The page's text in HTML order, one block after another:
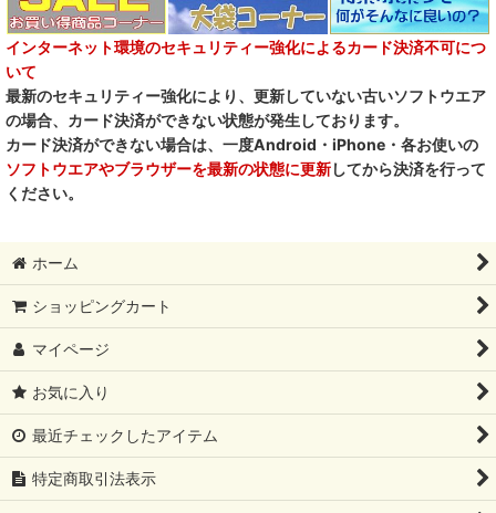
インターネット環境のセキュリティー強化によるカード決済不可につ
いて
最新のセキュリティー強化により、更新していない古いソフトウエア
の場合、カード決済ができない状態が発生しております。
カード決済ができない場合は、一度Android・iPhone・各お使いの
ソフトウエアやブラウザーを最新の状態に更新してから決済を行って
ください。
ホーム
ショッピングカート
マイページ
お気に入り
最近チェックしたアイテム
特定商取引法表示